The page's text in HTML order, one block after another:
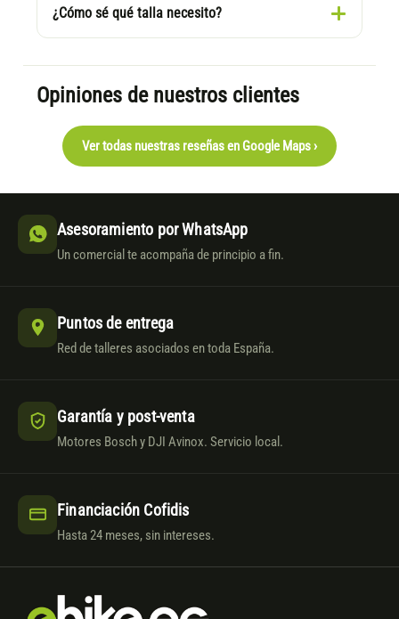
¿Cómo sé qué talla necesito?
Opiniones de nuestros clientes
Ver todas nuestras reseñas en Google Maps ›
Asesoramiento por WhatsApp
Un comercial te acompaña de principio a fin.
Puntos de entrega
Red de talleres asociados en toda España.
Garantía y post-venta
Motores Bosch y DJI Avinox. Servicio local.
Financiación Cofidis
Hasta 24 meses, sin intereses.